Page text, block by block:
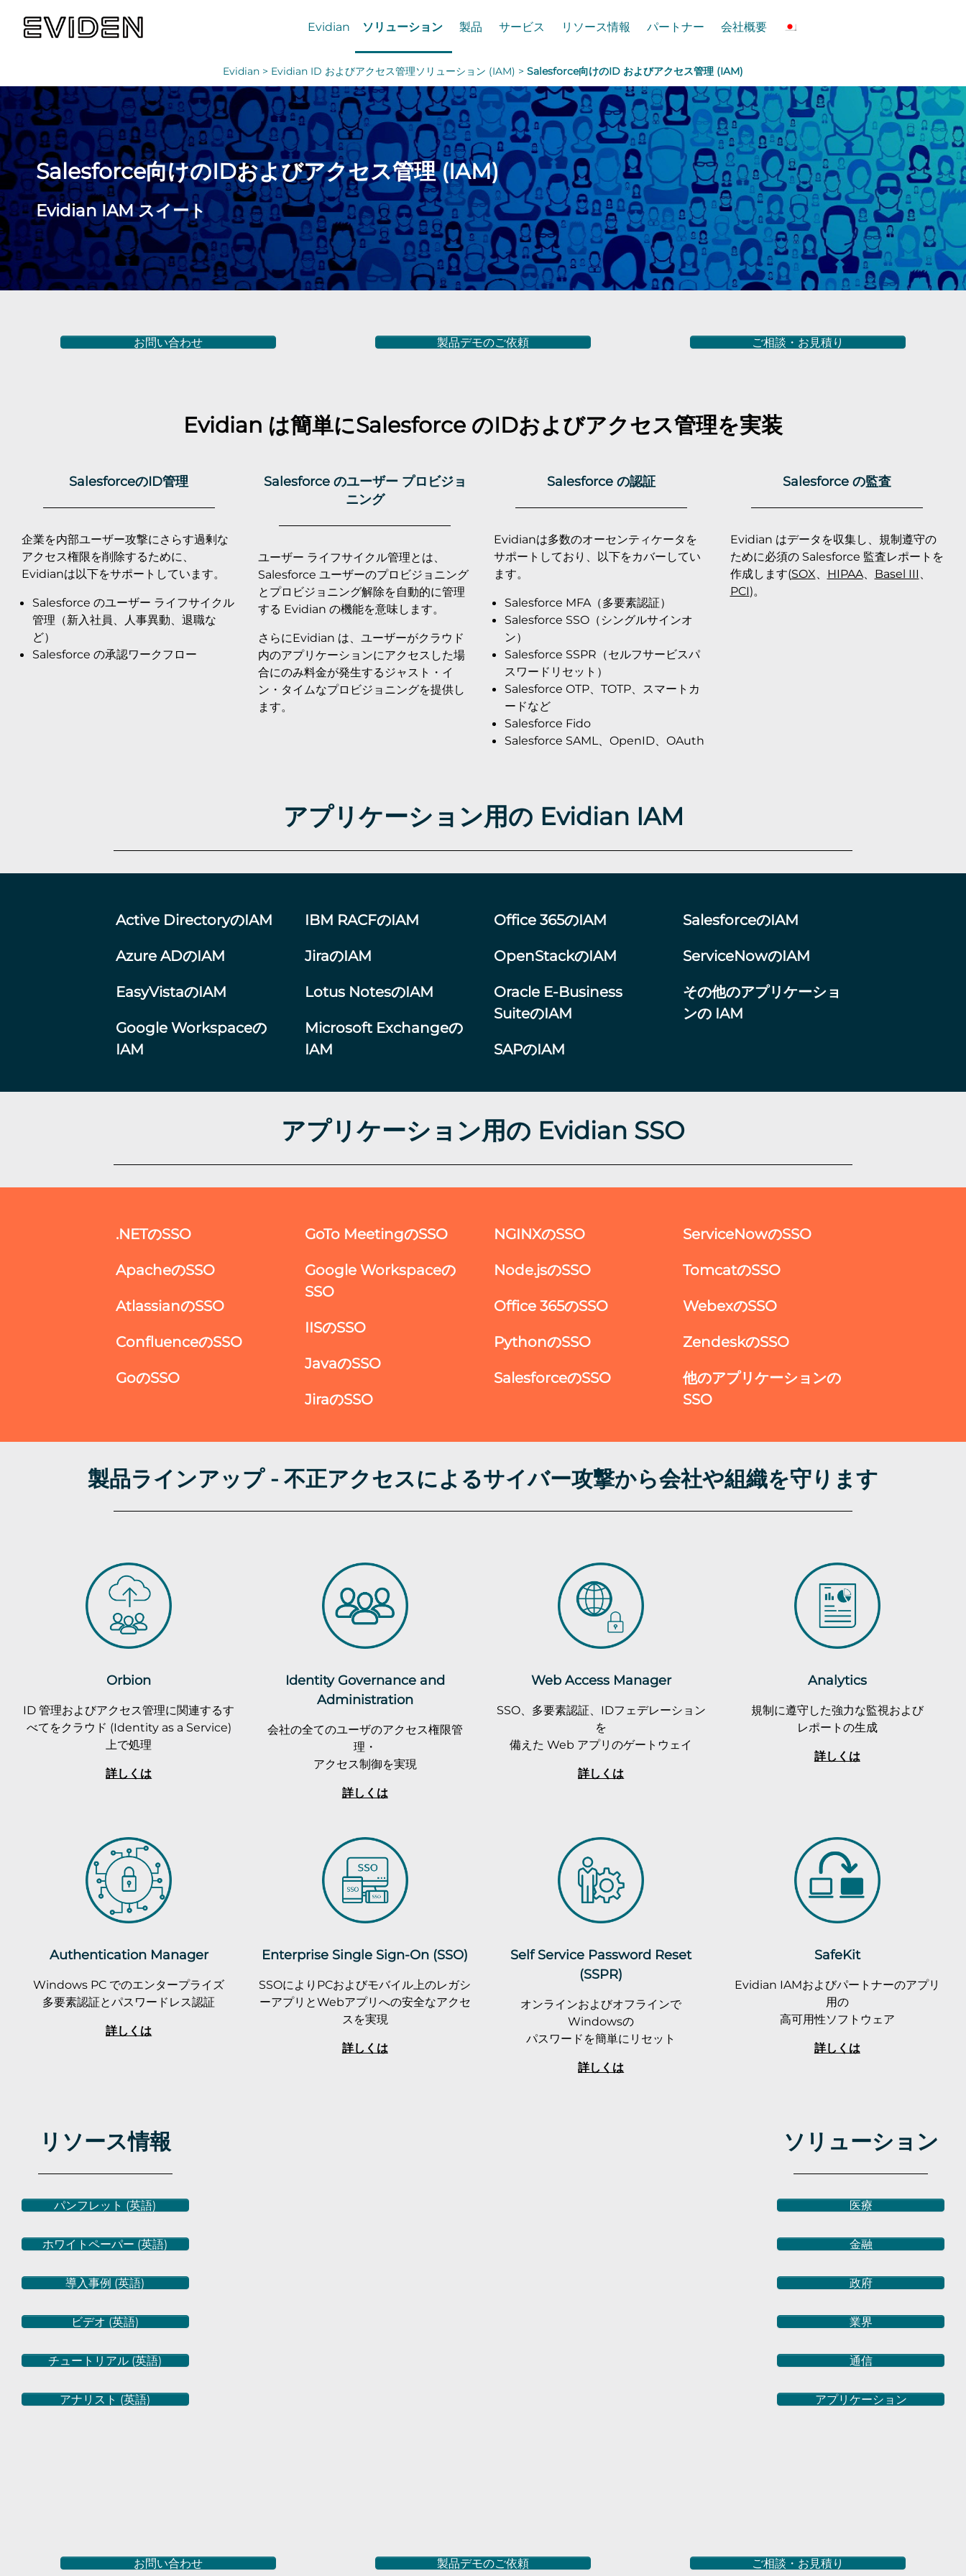
Evidian ソリューション 製品 サービス リソース情報 パートナー 会社概要
Evidian > Evidian ID およびアクセス管理ソリューション (IAM) > Salesforce向けのID およびアクセス管理 (IAM)
Salesforce向けのIDおよびアクセス管理 (IAM)
Evidian IAM スイート
お問い合わせ 製品デモのご依頼 ご相談・お見積り
Evidian は簡単にSalesforce のIDおよびアクセス管理を実装
SalesforceのID管理
企業を内部ユーザー攻撃にさらす過剰な
アクセス権限を削除するために、
Evidianは以下をサポートしています。
Salesforce のユーザー ライフサイクル
管理（新入社員、人事異動、退職な
ど）
Salesforce の承認ワークフロー
Salesforce のユーザー プロビジョ
ニング
ユーザー ライフサイクル管理とは、
Salesforce ユーザーのプロビジョニング
とプロビジョニング解除を自動的に管理
する Evidian の機能を意味します。
さらにEvidian は、ユーザーがクラウド
内のアプリケーションにアクセスした場
合にのみ料金が発生するジャスト・イ
ン・タイムなプロビジョニングを提供し
ます。
Salesforce の認証
Evidianは多数のオーセンティケータを
サポートしており、以下をカバーしてい
ます。
Salesforce MFA（多要素認証）
Salesforce SSO（シングルサインオ
ン）
Salesforce SSPR（セルフサービスパ
スワードリセット）
Salesforce OTP、TOTP、スマートカ
ードなど
Salesforce Fido
Salesforce SAML、OpenID、OAuth
Salesforce の監査
Evidian はデータを収集し、規制遵守の
ために必須の Salesforce 監査レポートを
作成します(SOX、 HIPAA、 Basel III 、
PCI)。
アプリケーション用の Evidian IAM
Active DirectoryのIAM
Azure ADのIAM
EasyVistaのIAM
Google Workspaceの
IAM
IBM RACFのIAM
JiraのIAM
Lotus NotesのIAM
Microsoft Exchangeの
IAM
Office 365のIAM
OpenStackのIAM
Oracle E-Business
SuiteのIAM
SAPのIAM
SalesforceのIAM
ServiceNowのIAM
その他のアプリケーショ
ンの IAM
アプリケーション用の Evidian SSO
.NETのSSO
ApacheのSSO
AtlassianのSSO
ConfluenceのSSO
GoのSSO
GoTo MeetingのSSO
Google Workspaceの
SSO
IISのSSO
JavaのSSO
JiraのSSO
NGINXのSSO
Node.jsのSSO
Office 365のSSO
PythonのSSO
SalesforceのSSO
ServiceNowのSSO
TomcatのSSO
WebexのSSO
ZendeskのSSO
他のアプリケーションの
SSO
製品ラインアップ - 不正アクセスによるサイバー攻撃から会社や組織を守ります
Orbion
ID 管理およびアクセス管理に関連するす
べてをクラウド (Identity as a Service)
上で処理
詳しくは
Identity Governance and
Administration
会社の全てのユーザのアクセス権限管
理・
アクセス制御を実現
詳しくは
Web Access Manager
SSO、多要素認証、IDフェデレーション
を
備えた Web アプリのゲートウェイ
詳しくは
Analytics
規制に遵守した強力な監視および
レポートの生成
詳しくは
Authentication Manager
Windows PC でのエンタープライズ
多要素認証とパスワードレス認証
詳しくは
Enterprise Single Sign-On (SSO)
SSOによりPCおよびモバイル上のレガシ
ーアプリとWebアプリへの安全なアクセ
スを実現
詳しくは
Self Service Password Reset
(SSPR)
オンラインおよびオフラインで
Windowsの
パスワードを簡単にリセット
詳しくは
SafeKit
Evidian IAMおよびパートナーのアプリ
用の
高可用性ソフトウェア
詳しくは
リソース情報
パンフレット (英語)
ホワイトペーパー (英語)
導入事例 (英語)
ビデオ (英語)
チュートリアル (英語)
アナリスト (英語)
ソリューション
医療
金融
政府
業界
通信
アプリケーション
お問い合わせ 製品デモのご依頼 ご相談・お見積り